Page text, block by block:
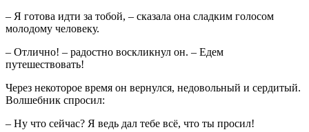
– Я готова идти за тобой, – сказала она сладким голосом
молодому человеку.
– Отлично! – радостно воскликнул он. – Едем
путешествовать!
Через некоторое время он вернулся, недовольный и сердитый.
Волшебник спросил:
– Ну что сейчас? Я ведь дал тебе всё, что ты просил!